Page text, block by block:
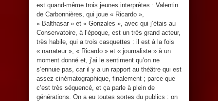
est quand-même trois jeunes interprètes : Valentin
de Carbonnières, qui joue « Ricardo »,
« Balthasar » et « Gonzales », avec qui j’étais au
Conservatoire, à l’époque, est un très grand acteur,
très habile, qui a trois casquettes : il est à la fois
« narrateur », « Ricardo » et « journaliste » à un
moment donné et, j’ai le sentiment qu’on ne
s’ennuie pas, car il y a un rapport au théâtre qui est
assez cinématographique, finalement ; parce que
c’est très séquencé, et ça parle à plein de
générations. On a eu toutes sortes du publics : on